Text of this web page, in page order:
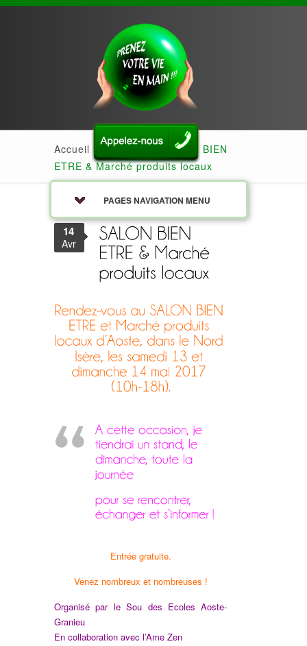
PAGES NAVIGATION MENU
Accueil » Actualités » SALON BIEN
ETRE & Marché produits locaux
14
Avr
Entrée gratuite.
Venez nombreux et nombreuses !
Organisé par le Sou des Ecoles Aoste-
Granieu
En collaboration avec l’Ame Zen